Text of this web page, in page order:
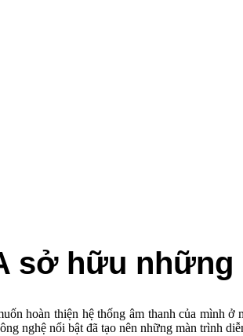
sở hữu
hoàn thiện hệ thống âm thanh của mình
nghệ nổi bật đã tạo nên những màn trình